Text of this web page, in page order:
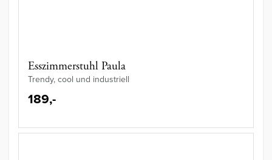
Esszimmerstuhl Paula
Trendy, cool und industriell
189,-